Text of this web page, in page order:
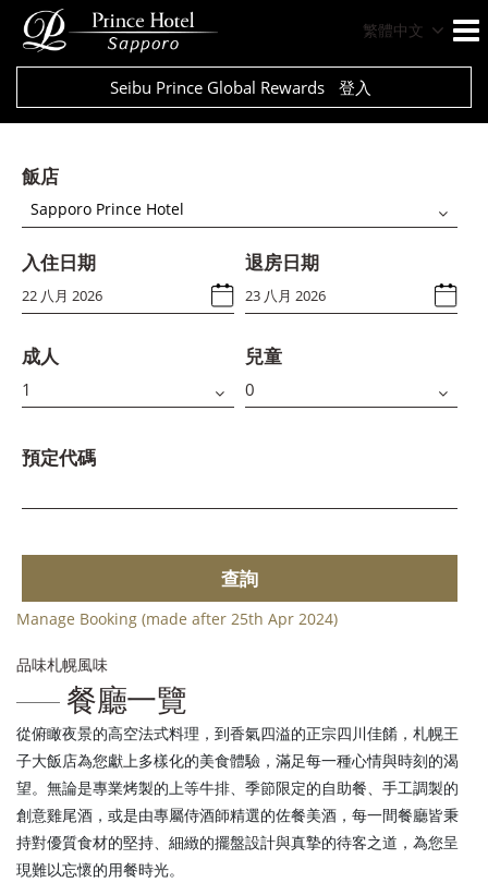
繁體中文
Seibu Prince Global Rewards 登入
飯店
Sapporo Prince Hotel
入住日期 退房日期
成人 兒童
預定代碼
查詢
Manage Booking (made after 25th Apr 2024)
品味札幌風味
餐廳一覽
從俯瞰夜景的高空法式料理，到香氣四溢的正宗四川佳餚，札幌王
子大飯店為您獻上多樣化的美食體驗，滿足每一種心情與時刻的渴
望。無論是專業烤製的上等牛排、季節限定的自助餐、手工調製的
創意雞尾酒，或是由專屬侍酒師精選的佐餐美酒，每一間餐廳皆秉
持對優質食材的堅持、細緻的擺盤設計與真摯的待客之道，為您呈
現難以忘懷的用餐時光。